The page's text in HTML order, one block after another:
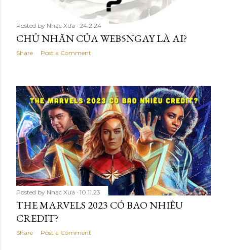
Posted by Nhạc Xưa 24.2.24
CHỦ NHÂN CỦA WEB5NGAY LÀ AI?
Share Post a Comment
Posted by Nhạc Xưa 10.11.23
THE MARVELS 2023 CÓ BAO NHIÊU
CREDIT?
Share Post a Comment